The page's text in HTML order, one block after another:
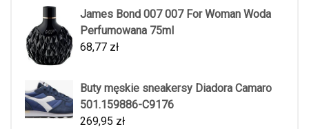
James Bond 007 007 For Woman Woda
Perfumowana 75ml
68,77 zł
Buty męskie sneakersy Diadora Camaro
501.159886-C9176
269,95 zł